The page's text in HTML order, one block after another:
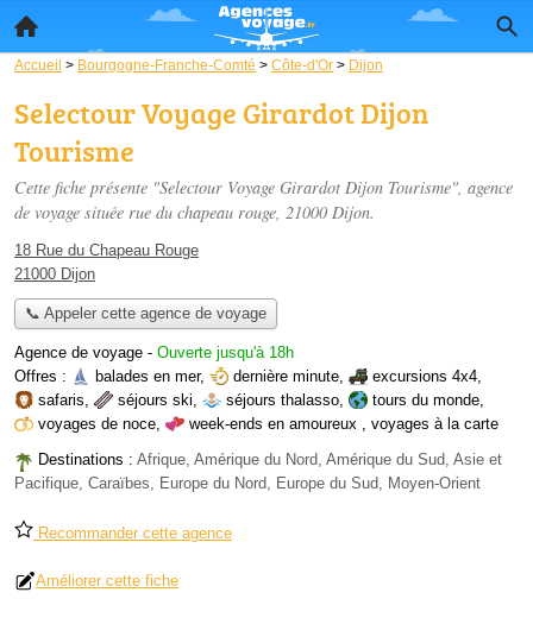
Accueil > Bourgogne-Franche-Comté > Côte-d'Or > Dijon
Selectour Voyage Girardot Dijon
Tourisme
Cette fiche présente "Selectour Voyage Girardot Dijon Tourisme", agence
de voyage située rue du chapeau rouge, 21000 Dijon.
18 Rue du Chapeau Rouge
21000 Dijon
📞 Appeler cette agence de voyage
Agence de voyage - Ouverte jusqu'à 18h
Offres :
balades en mer, dernière minute, excursions 4x4,
safaris, séjours ski, séjours thalasso, tours du monde,
voyages de noce, week-ends en amoureux , voyages à la carte
Destinations : Afrique, Amérique du Nord, Amérique du Sud, Asie et
Pacifique, Caraïbes, Europe du Nord, Europe du Sud, Moyen-Orient
Recommander cette agence
Améliorer cette fiche